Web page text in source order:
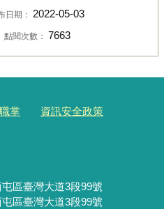
日期： 2022-05-03
點閱次數： 7663
掌 資訊安全政策
區臺灣大道3段99號
區臺灣大道3段99號